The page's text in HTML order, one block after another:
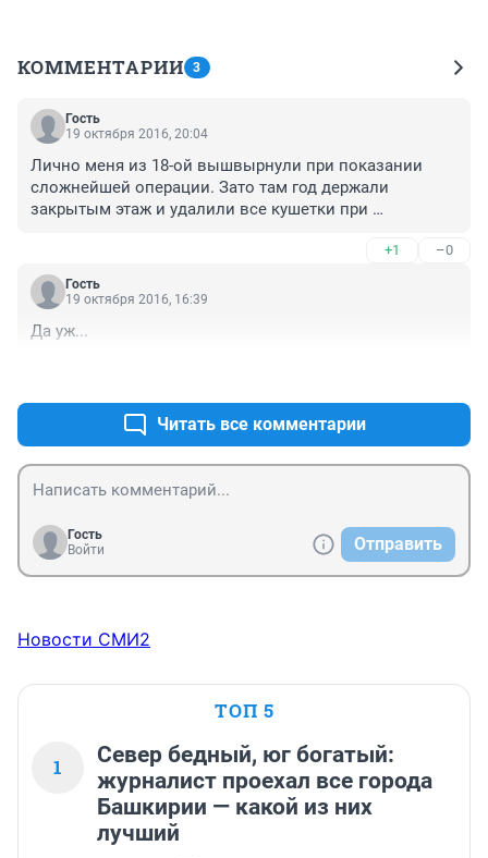
КОММЕНТАРИИ 3
Гость
19 октября 2016, 20:04
Лично меня из 18-ой вышвырнули при показании
сложнейшей операции. Зато там год держали
закрытым этаж и удалили все кушетки при
сына самизнаетекого, австрийского завсегдателя
казино. За это их внесли в число лучших?
+1 –0
Гость
19 октября 2016, 16:39
Да уж...
Читать все комментарии
Гость
Войти
Отправить
Новости СМИ2
ТОП 5
1
Север бедный, юг богатый:
журналист проехал все города
Башкирии — какой из них
лучший